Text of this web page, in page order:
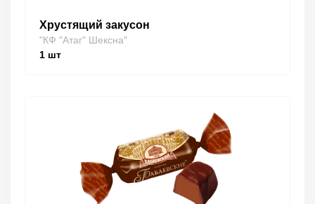
Хрустящий закусон
"КФ "Атаг" Шексна"
1 шт